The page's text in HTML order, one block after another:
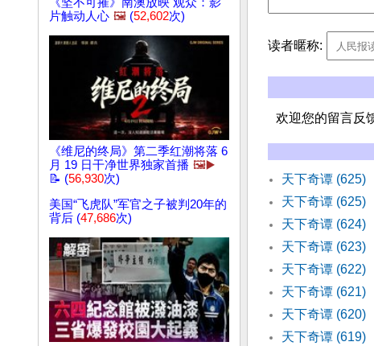
片触动人心 🖼️ (52,602次)
《维尼的终局》第二季红潮将落 6
月 19 日干净世界独家首播 🖼️▶️
📝 (56,930次)
美国“飞虎队”军官之子被判20年的
背后 (47,686次)
读者暱称:
欢迎您的留言反
天下奇谭 (625)
天下奇谭 (625)
天下奇谭 (624)
天下奇谭 (623)
天下奇谭 (622)
天下奇谭 (621)
天下奇谭 (620)
天下奇谭 (619)